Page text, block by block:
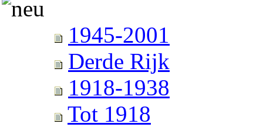
1945-2001
Derde Rijk
1918-1938
Tot 1918